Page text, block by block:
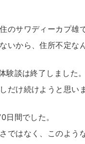
のサワディーカプ雄で
いから、住所不定な
験談は終了しました
だけ続けようと思い
日間でした。
ではなく、このよう